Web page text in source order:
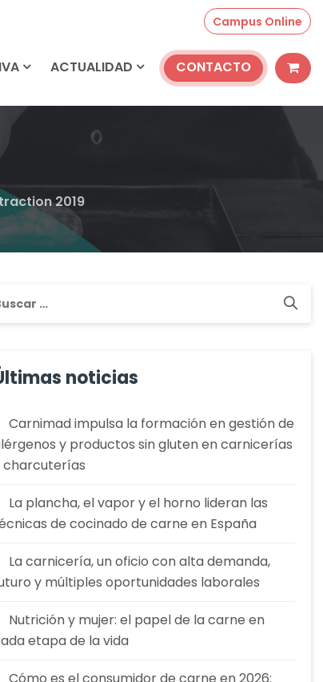
Campus Online
ACTUALIDAD CONTACTO
2019
noticias
Carnimad impulsa la formación en gestión de
y productos sin gluten en carnicerías
charcuterías
La plancha, el vapor y el horno lideran las
de cocinado de carne en España
La carnicería, un oficio con alta demanda,
y múltiples oportunidades laborales
Nutrición y mujer: el papel de la carne en
etapa de la vida